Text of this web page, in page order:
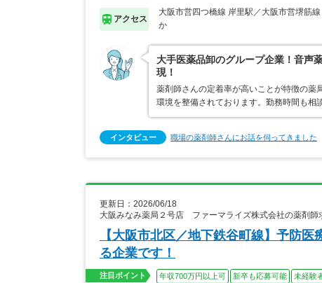
アクセス
大阪市営四つ橋線 岸里駅／大阪市営堺筋
か
大手医薬品卸のグループ企業！音声
現！
薬剤師さんの定着率が高いことが特徴の薬
環境を整備されております。勤務時間も
インタビュー 職場の薬剤師さんにお話を伺ってきました
更新日：2026/06/18
大阪みなみ薬局２号店 ファーマライズ株式会社の薬剤師
【大阪市北区／地下鉄谷町線】予防
る企業です！
注目ポイント 年収700万円以上可 新卒も応募可能 未経験